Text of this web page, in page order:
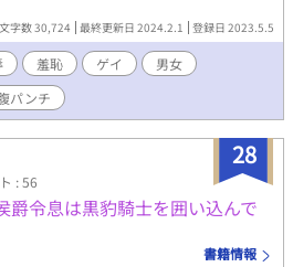
文字数 30,724 最終更新日 2024.2.1 登録日 2023.5.5
羞恥 ゲイ
男女
パンチ
28
: 56
爵令息は黒豹騎士を囲い込んで
書籍情報